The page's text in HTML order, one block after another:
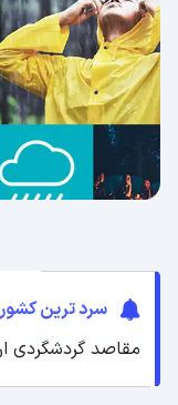
سرد ترین کشور
مقاصد گردشگردی